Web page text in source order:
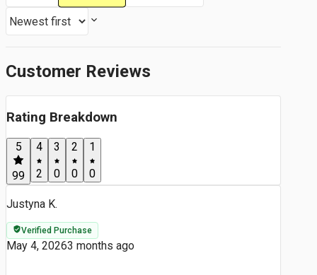
Customer Reviews
Rating Breakdown
5
99
4
2
3
0
2
0
1
0
Justyna K.
Verified Purchase
May 4, 20263 months ago